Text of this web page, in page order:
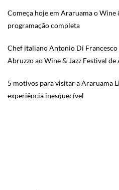
Começa hoje em Araruama o Wine
programação completa
Chef italiano Antonio Di
Abruzzo ao Wine & Jazz Festival
5 motivos para visitar a Araruama
experiência inesquecível